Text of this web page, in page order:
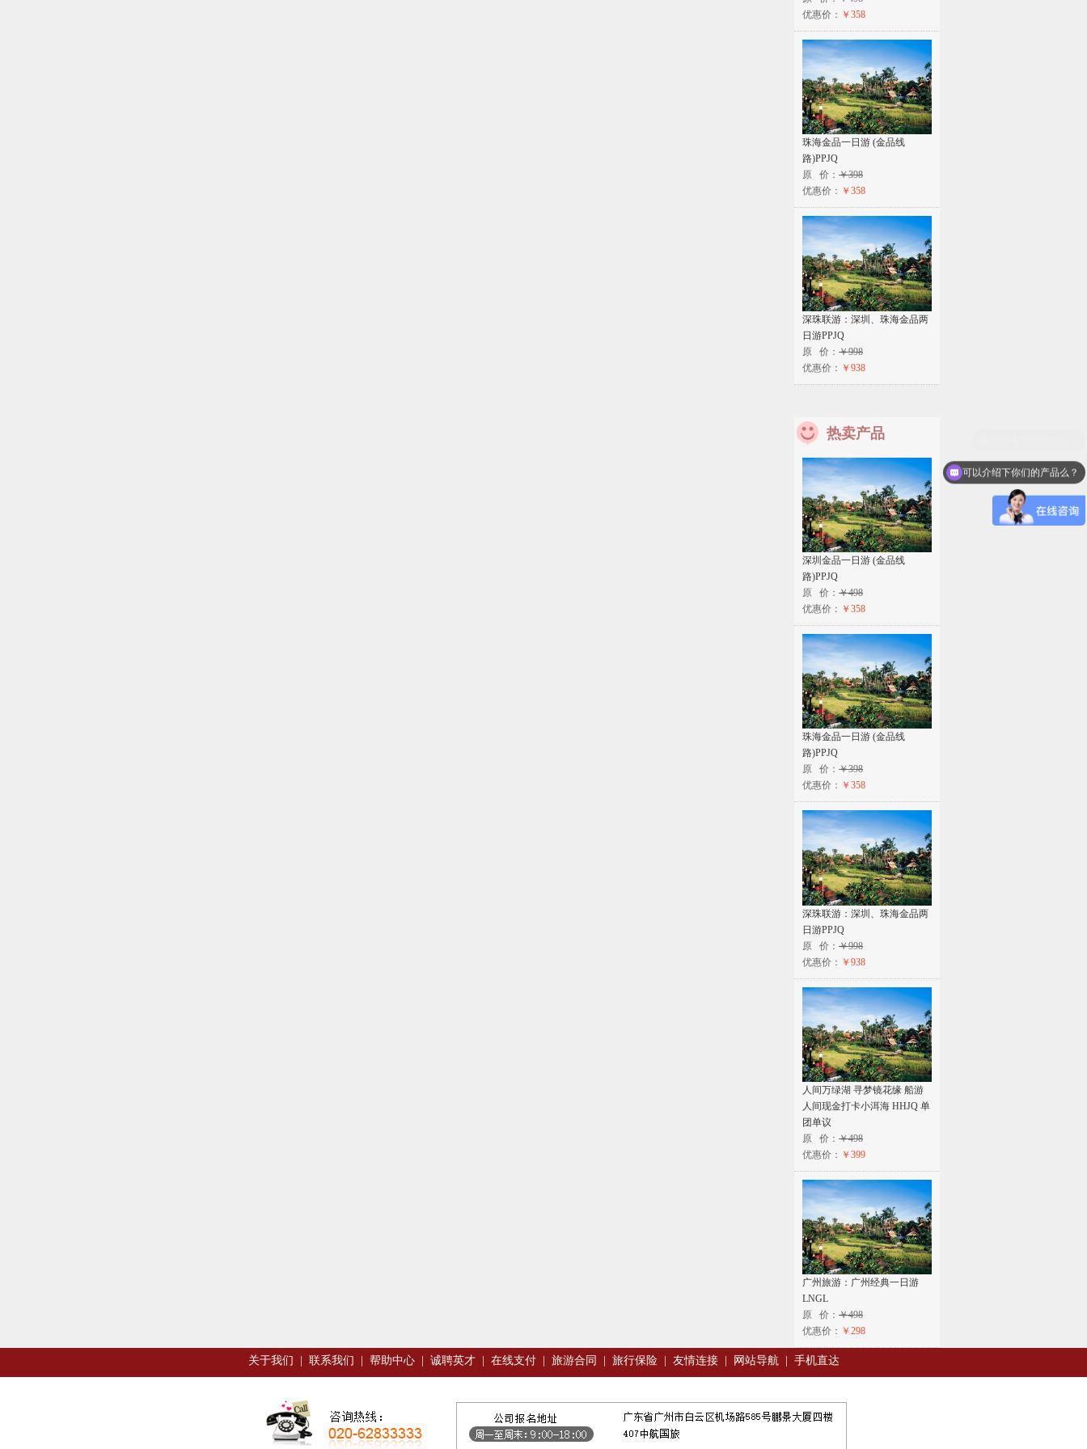
优惠价： ￥358
珠海金品一日游 (金品线
路)PPJQ
原 价： ￥398
优惠价： ￥358
深珠联游：深圳、珠海金品两
日游PPJQ
原 价： ￥998
优惠价： ￥938
热卖产品
深圳金品一日游 (金品线
路)PPJQ
原 价： ￥498
优惠价： ￥358
珠海金品一日游 (金品线
路)PPJQ
原 价： ￥398
优惠价： ￥358
深珠联游：深圳、珠海金品两
日游PPJQ
原 价： ￥998
优惠价： ￥938
人间万绿湖 寻梦镜花缘 船游
人间现金打卡小洱海 HHJQ 单
团单议
原 价： ￥498
优惠价： ￥399
广州旅游：广州经典一日游
LNGL
原 价： ￥498
优惠价： ￥298
关于我们 联系我们 帮助中心 诚聘英才 在线支付 旅游合同 旅行保险 友情连接 网站导航 手机直达
可以介绍下你们的产品么？